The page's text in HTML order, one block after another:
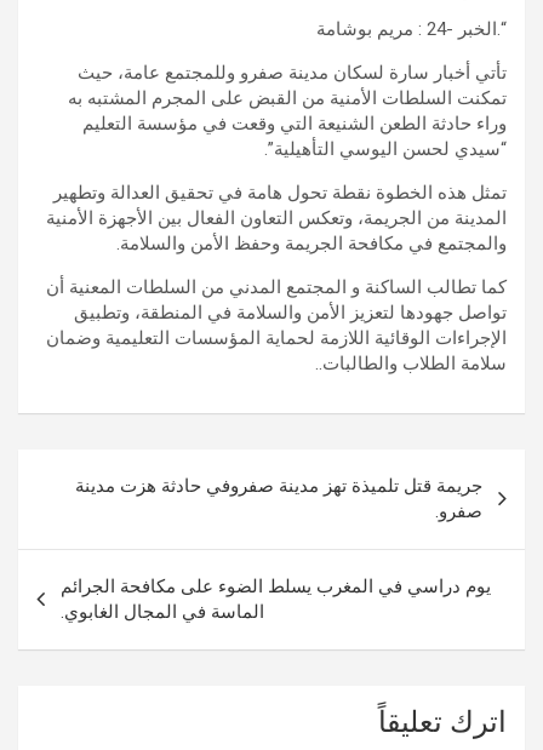
“.الخبر -24 : مريم بوشامة
تأتي أخبار سارة لسكان مدينة صفرو وللمجتمع عامة، حيث
تمكنت السلطات الأمنية من القبض على المجرم المشتبه به
وراء حادثة الطعن الشنيعة التي وقعت في مؤسسة التعليم
“سيدي لحسن اليوسي التأهيلية”.
تمثل هذه الخطوة نقطة تحول هامة في تحقيق العدالة وتطهير
المدينة من الجريمة، وتعكس التعاون الفعال بين الأجهزة الأمنية
والمجتمع في مكافحة الجريمة وحفظ الأمن والسلامة.
كما تطالب الساكنة و المجتمع المدني من السلطات المعنية أن
تواصل جهودها لتعزيز الأمن والسلامة في المنطقة، وتطبيق
الإجراءات الوقائية اللازمة لحماية المؤسسات التعليمية وضمان
سلامة الطلاب والطالبات..
المقالات
جريمة قتل تلميذة تهز مدينة صفروفي حادثة هزت مدينة
صفرو.
يوم دراسي في المغرب يسلط الضوء على مكافحة الجرائم
الماسة في المجال الغابوي.
اترك تعليقاً